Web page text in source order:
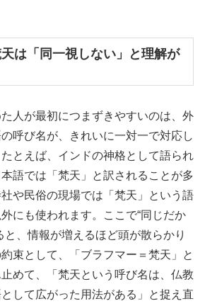
は「同一視しない」と理解が
た人が最初につまずきやすいのは、外
呼び名が、きれいに一対一で対応し
とえば、インドの神格として語られ
語では「梵天」と訳されることが多
や民俗の現場では「梵天」という語
にも使われます。ここで“同じだか
と、情報が増えるほど頭が散らかり
束として、「ブラフマー＝梵天」と
めて、「梵天という呼び名は、仏教
して広がった用法がある」と捉え直